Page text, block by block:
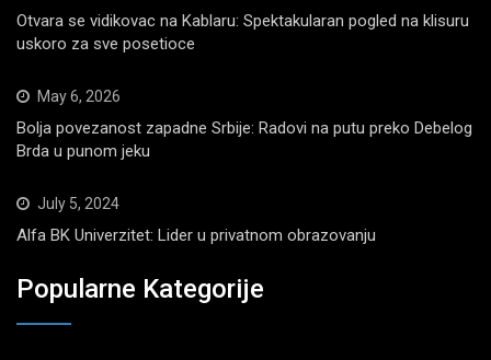
Otvara se vidikovac na Kablaru: Spektakularan pogled na klisuru
uskoro za sve posetioce
May 6, 2026
Bolja povezanost zapadne Srbije: Radovi na putu preko Debelog
Brda u punom jeku
July 5, 2024
Alfa BK Univerzitet: Lider u privatnom obrazovanju
Popularne Kategorije